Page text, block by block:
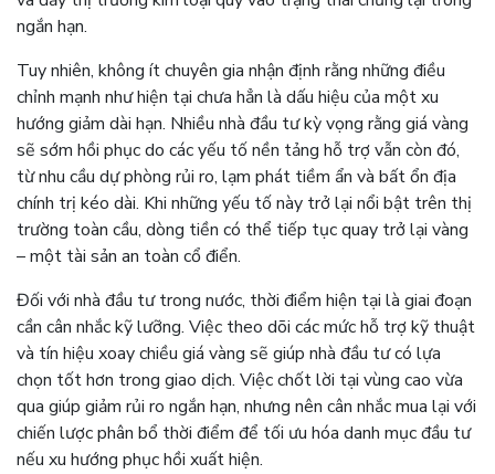
ngắn hạn.
Tuy nhiên, không ít chuyên gia nhận định rằng những điều
chỉnh mạnh như hiện tại chưa hẳn là dấu hiệu của một xu
hướng giảm dài hạn. Nhiều nhà đầu tư kỳ vọng rằng giá vàng
sẽ sớm hồi phục do các yếu tố nền tảng hỗ trợ vẫn còn đó,
từ nhu cầu dự phòng rủi ro, lạm phát tiềm ẩn và bất ổn địa
chính trị kéo dài. Khi những yếu tố này trở lại nổi bật trên thị
trường toàn cầu, dòng tiền có thể tiếp tục quay trở lại vàng
– một tài sản an toàn cổ điển.
Đối với nhà đầu tư trong nước, thời điểm hiện tại là giai đoạn
cần cân nhắc kỹ lưỡng. Việc theo dõi các mức hỗ trợ kỹ thuật
và tín hiệu xoay chiều giá vàng sẽ giúp nhà đầu tư có lựa
chọn tốt hơn trong giao dịch. Việc chốt lời tại vùng cao vừa
qua giúp giảm rủi ro ngắn hạn, nhưng nên cân nhắc mua lại với
chiến lược phân bổ thời điểm để tối ưu hóa danh mục đầu tư
nếu xu hướng phục hồi xuất hiện.